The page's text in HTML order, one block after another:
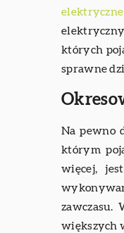
których
sprawne
Na pewno
którym
więcej,
zawczasu.
większych